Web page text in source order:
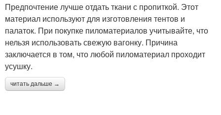
Предпочтение лучше отдать ткани с пропиткой. Этот
материал используют для изготовления тентов и
палаток. При покупке пиломатериалов учитывайте, что
нельзя использовать свежую вагонку. Причина
заключается в том, что любой пиломатериал проходит
усушку.
читать дальше →